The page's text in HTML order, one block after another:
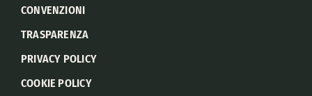
CONVENZIONI
TRASPARENZA
PRIVACY POLICY
COOKIE POLICY